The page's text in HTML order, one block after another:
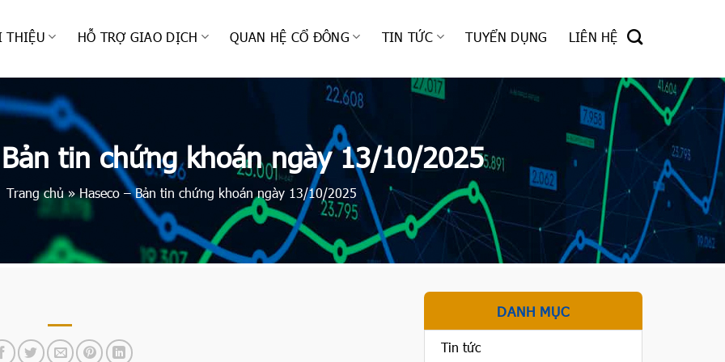
THIỆU HỖ TRỢ GIAO DỊCH QUAN HỆ CỔ ĐÔNG TIN TỨC TUYỂN DỤNG LIÊN HỆ
tin chứng khoán ngày 13/10/2025
Trang chủ»Haseco – Bản tin chứng khoán ngày 13/10/2025
DANH MỤC
Tin tức